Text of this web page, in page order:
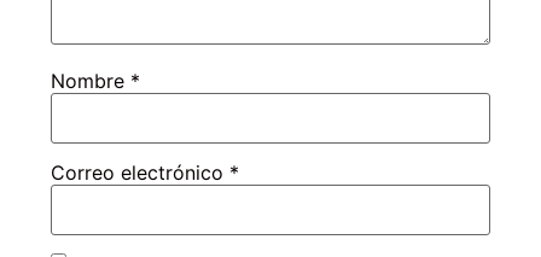
Nombre *
Correo electrónico *